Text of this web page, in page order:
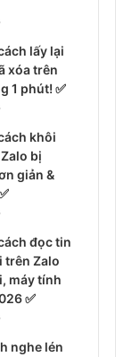
lấy lại
xóa trên
1 phút! ✅
khôi
bị
giản &
đọc tin
trên Zalo
máy tính
✅
nghe lén